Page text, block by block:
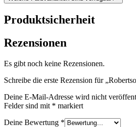
Produktsicherheit
Rezensionen
Es gibt noch keine Rezensionen.
Schreibe die erste Rezension für
Deine E-Mail-Adresse wird nicht
Felder sind mit * markiert
Deine Bewertung *